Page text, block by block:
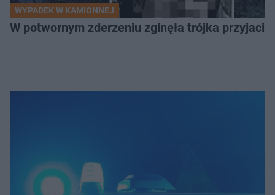
WYPADEK W KAMIONNEJ
W potwornym zderzeniu zginęła trójka